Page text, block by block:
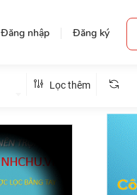
Đăng nhập Đăng ký
Lọc thêm